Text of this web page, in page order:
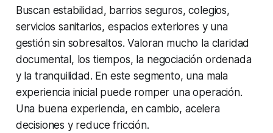
Buscan estabilidad, barrios seguros, colegios,
servicios sanitarios, espacios exteriores y una
gestión sin sobresaltos. Valoran mucho la claridad
documental, los tiempos, la negociación ordenada
y la tranquilidad. En este segmento, una mala
experiencia inicial puede romper una operación.
Una buena experiencia, en cambio, acelera
decisiones y reduce fricción.